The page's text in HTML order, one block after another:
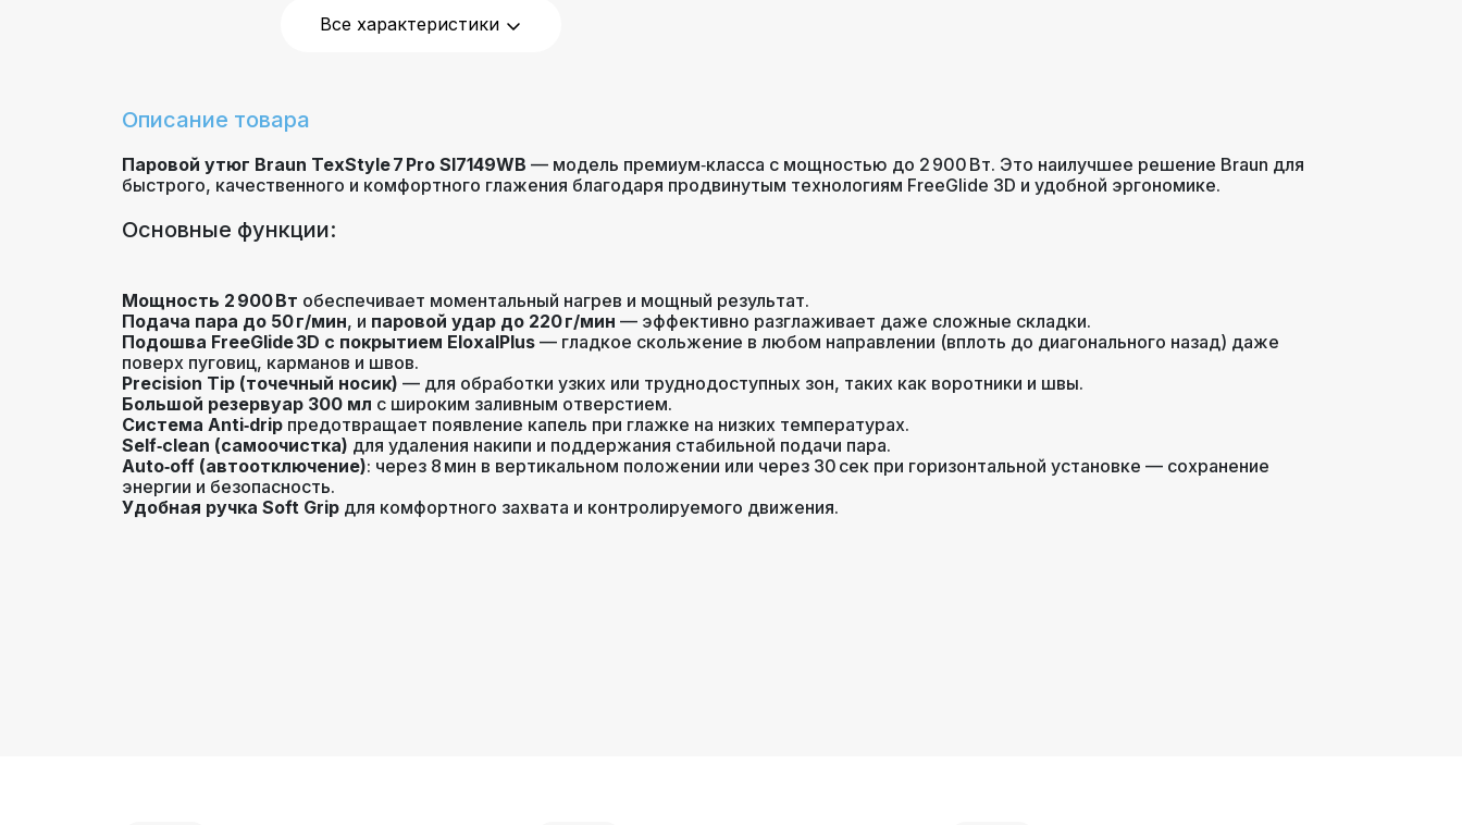
Автоматическое
Все характеристики
Описание товара
Паровой утюг Braun TexStyle 7 Pro SI7149WB — модель премиум‑класса с мощностью до 2 900 Вт. Это наилучшее решение Braun для
быстрого, качественного и комфортного глажения благодаря продвинутым технологиям FreeGlide 3D и удобной эргономике.
Основные функции:
Мощность 2 900 Вт обеспечивает моментальный нагрев и мощный результат.
Подача пара до 50 г/мин, и паровой удар до 220 г/мин — эффективно разглаживает даже сложные складки.
Подошва FreeGlide 3D с покрытием EloxalPlus — гладкое скольжение в любом направлении (вплоть до диагонального назад) даже
поверх пуговиц, карманов и швов.
Precision Tip (точечный носик) — для обработки узких или труднодоступных зон, таких как воротники и швы.
Большой резервуар 300 мл с широким заливным отверстием.
Система Anti‑drip предотвращает появление капель при глажке на низких температурах.
Self‑clean (самоочистка) для удаления накипи и поддержания стабильной подачи пара.
Auto‑off (автоотключение): через 8 мин в вертикальном положении или через 30 сек при горизонтальной установке — сохранение
энергии и безопасность.
Удобная ручка Soft Grip для комфортного захвата и контролируемого движения.